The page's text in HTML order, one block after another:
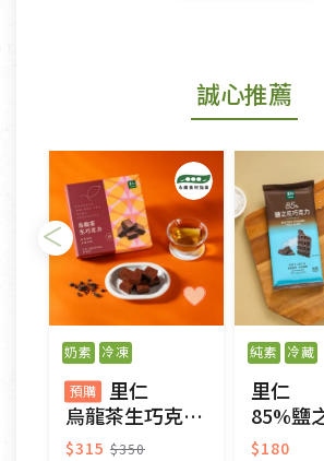
若您購買的商品有下列「不適用七天
形者，除商品瑕疵以外，恕不接受退
依消保法之規定提供該商品七天免
日)的服務，原則上若商品未經使用
瑕疵)，一般皆可申請退換貨。
不適用七天鑑賞期商品：
以數位或電磁紀錄形式儲存之商品、
之商品、以及性質上無法或不適合退
CD、VCD、DVD、電腦軟體，若產
接受原片換新。
衣飾鞋類-如T恤，如於送達後水洗
美容保養用品、內衣褲、襪子、口
誠心推薦
奶素 冷凍
預購
里仁
烏龍茶生巧克力(預購)
$315 $350
純素 冷藏
里仁
85%鹽之
$180